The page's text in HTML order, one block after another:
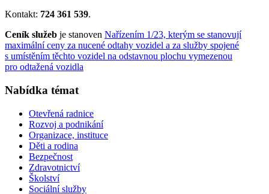
Kontakt: 724 361 539.
Ceník služeb je stanoven Nařízením 1/23, kterým se stanovují
maximální ceny za nucené odtahy vozidel a za služby spojené
s umístěním těchto vozidel na odstavnou plochu vymezenou
pro odtažená vozidla
Nabídka témat
Otevřená radnice
Rozvoj a podnikání
Organizace, instituce
Děti a rodina
Bezpečnost
Zdravotnictví
Školství
Sociální služby